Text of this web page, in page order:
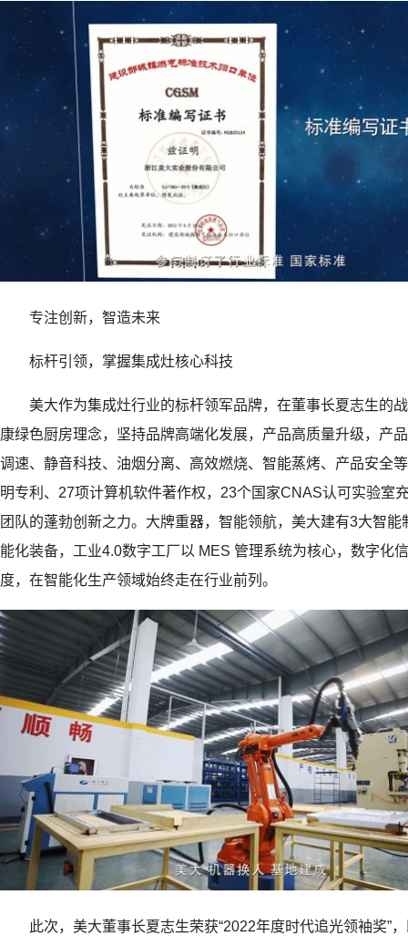
专注创新，智造未来
标杆引领，掌握集成灶核心科技
美大作为集成灶行业的标杆领军品牌，在董事长夏志生的战
康绿色厨房理念，坚持品牌高端化发展，产品高质量升级，产
调速、静音科技、油烟分离、高效燃烧、智能蒸烤、产品安全
明专利、27项计算机软件著作权，23个国家CNAS认可实验室
团队的蓬勃创新之力。大牌重器，智能领航，美大建有3大智
能化装备，工业4.0数字工厂以 MES 管理系统为核心，数字化
度，在智能化生产领域始终走在行业前列。
此次，美大董事长夏志生荣获“2022年度时代追光领袖奖”